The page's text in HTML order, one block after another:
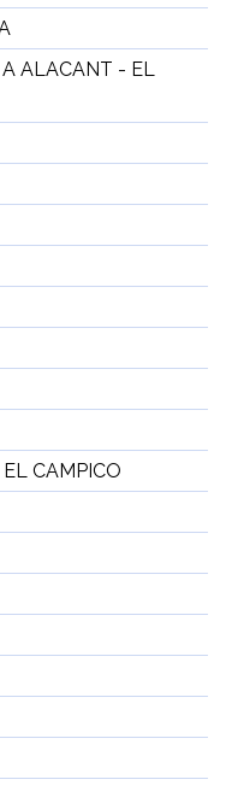
A ALACANT - EL
CAMPICO